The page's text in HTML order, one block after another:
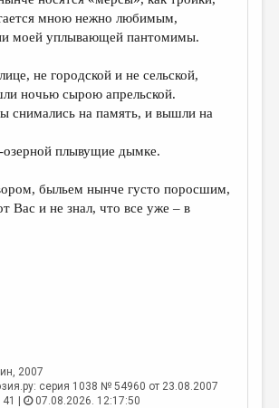
мною нежно любимым,
моей уплывающей пантомимы.
не городской и не сельской,
ночью сырою апрельской.
снимались на память, и вышли на
озерной плывущие дымке.
быльем нынче густо поросшим,
Вас и не знал, что все уже – в
, 2007
серия 1038 № 54960 от 23.08.2007
|
07.08.2026. 12:17:50